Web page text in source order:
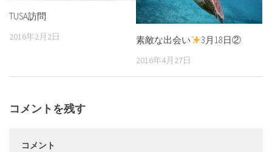
TUSA訪問
2016年2月2日 素敵な出会い 3月18日②
2016年4月27日
コメントを残す
コメント